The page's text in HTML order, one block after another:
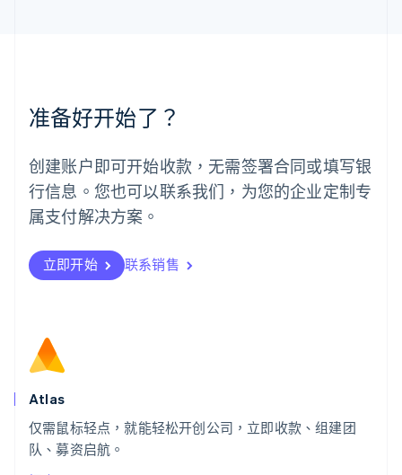
准备好开始了？
创建账户即可开始收款，无需签署合同或填写银
行信息。您也可以联系我们，为您的企业定制专
属支付解决方案。
立即开始 联系销售
Atlas
仅需鼠标轻点，就能轻松开创公司，立即收款、组建团
队、募资启航。
挪威
葡萄牙
Português English
日本
日本語English
瑞典
瑞士
DeutschFrançais
English
斯洛文尼亚
泰国
ไทยEnglish
希腊
English